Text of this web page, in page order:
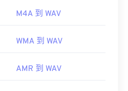
M4A 到 WAV
WMA 到 WAV
AMR 到 WAV